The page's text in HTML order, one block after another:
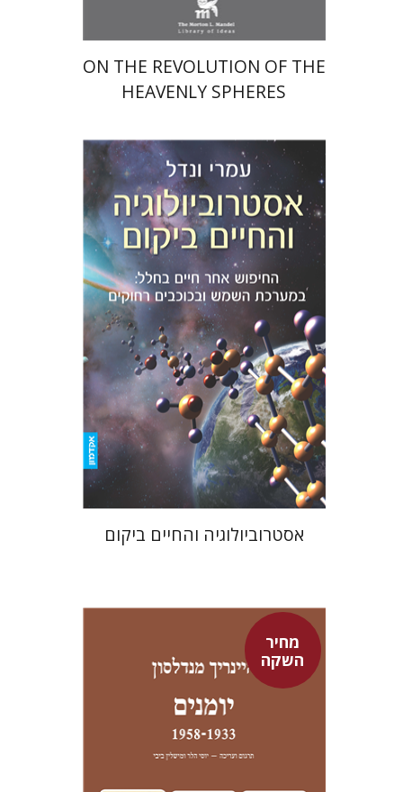
ON THE REVOLUTION OF THE
HEAVENLY SPHERES
עמרי ונדל
הנחת אתר ספר מודפס
$23
$21
אסטרוביולוגיה והחיים ביקום
מחיר
השקההיינריך מנדלסון
יוסי הלר
מישלין ביבי